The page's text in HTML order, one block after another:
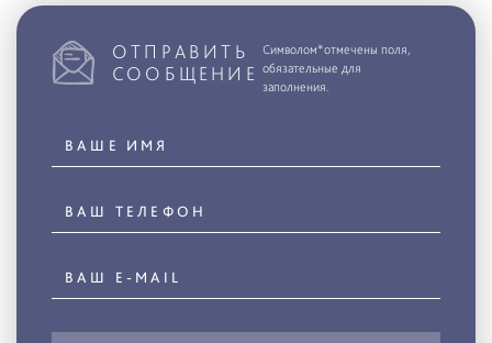
ОТПРАВИТЬ
СООБЩЕНИЕ
Символом*отмечены поля,
обязательные для
заполнения.